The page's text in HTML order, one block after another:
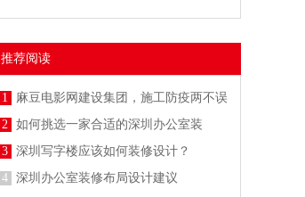
推荐阅读
1
麻豆电影网建设集团，施工防疫两不误
2
如何挑选一家合适的深圳办公室装
3
深圳写字楼应该如何装修设计？
4
深圳办公室装修布局设计建议